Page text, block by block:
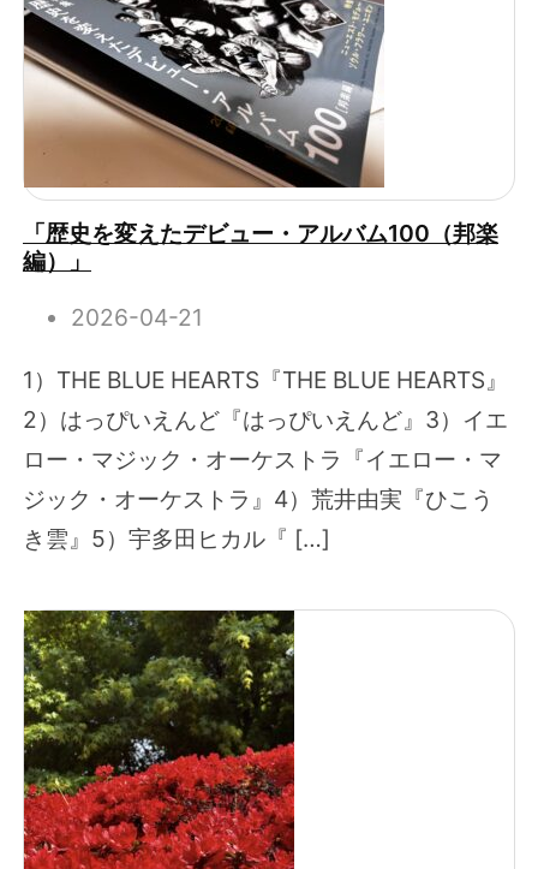
「歴史を変えたデビュー・アルバム100（邦楽
編）」
2026-04-21
1）THE BLUE HEARTS『THE BLUE HEARTS』
2）はっぴいえんど『はっぴいえんど』3）イエ
ロー・マジック・オーケストラ『イエロー・マ
ジック・オーケストラ』4）荒井由実『ひこう
き雲』5）宇多田ヒカル『 […]